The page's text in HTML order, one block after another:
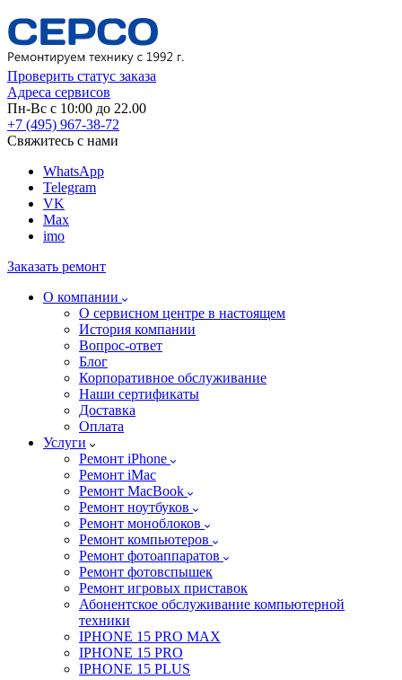
Проверить статус заказа
Адреса сервисов
Пн-Вс с 10:00 до 22.00
+7 (495) 967-38-72
Свяжитесь с нами
WhatsApp
Telegram
VK
Max
imo
Заказать ремонт
О компании
О сервисном центре в настоящем
История компании
Вопрос-ответ
Блог
Корпоративное обслуживание
Наши сертификаты
Доставка
Оплата
Услуги
Ремонт iPhone
Ремонт iMac
Ремонт MacBook
Ремонт ноутбуков
Ремонт моноблоков
Ремонт компьютеров
Ремонт фотоаппаратов
Ремонт фотовспышек
Ремонт игровых приставок
Абонентское обслуживание компьютерной
техники
IPHONE 15 PRO MAX
IPHONE 15 PRO
IPHONE 15 PLUS